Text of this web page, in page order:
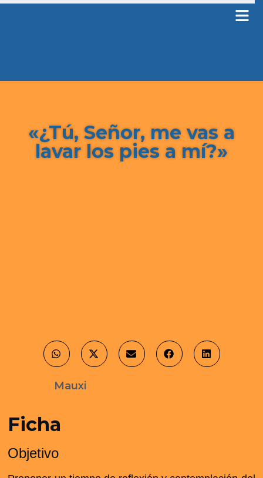
«¿Tú, Señor, me vas a
lavar los pies a mí?»
Mauxi
Ficha
Objetivo